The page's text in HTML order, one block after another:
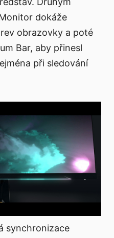
dokáže
obrazovky a poté
Bar, aby přinesl
při sledování
synchronizace